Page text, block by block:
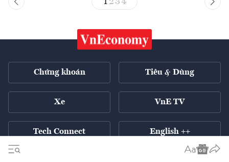
Chứng khoán Tiêu & Dùng
Xe VnE TV
Tech Connect English ++